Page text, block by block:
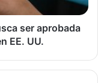
ser aprobada
EE. UU.